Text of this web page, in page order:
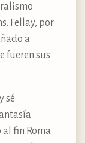
Fellay, por
a
fueren sus
sé
fin Roma